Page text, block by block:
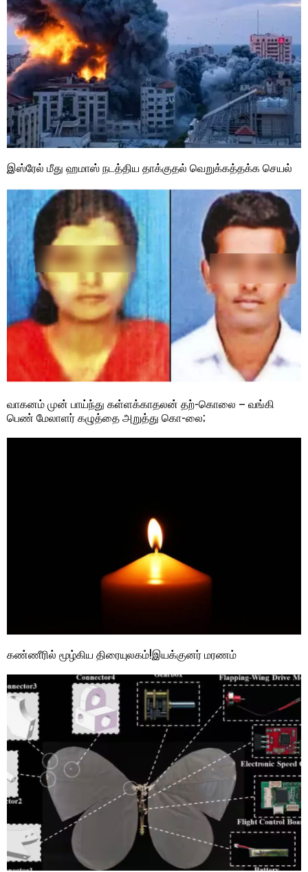
இஸ்ரேல் மீது ஹமாஸ் நடத்திய தாக்குதல் வெறுக்கத்தக்க செயல்
வாகனம் முன் பாய்ந்து கள்ளக்காதலன் தற்-கொலை – வங்கி
பெண் மேலாளர் கழுத்தை அறுத்து கொ-லை;
கண்ணீரில் மூழ்கிய திரையுலகம்!இயக்குனர் மரணம்